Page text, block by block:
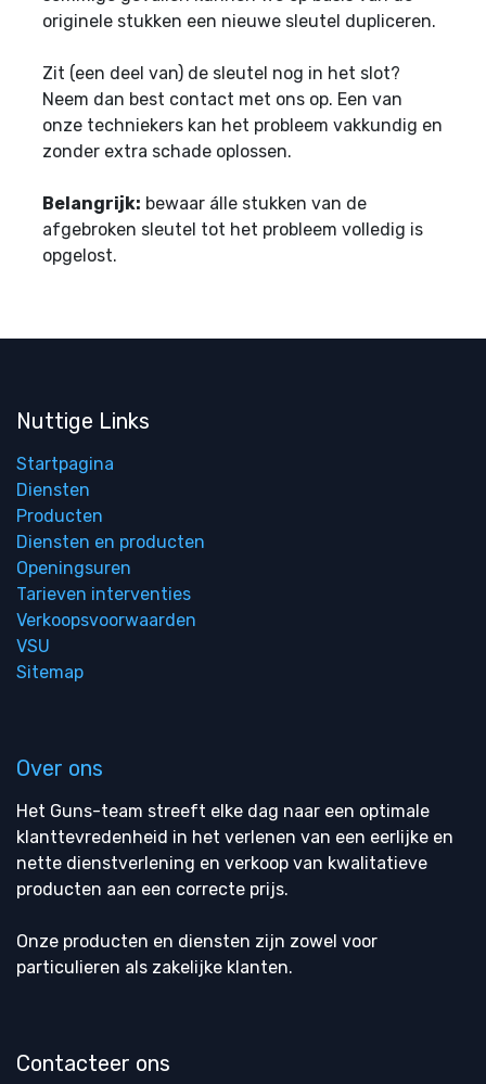
originele stukken een nieuwe sleutel dupliceren.
Zit (een deel van) de sleutel nog in het slot?
Neem dan best contact met ons op. Een van
onze techniekers kan het probleem vakkundig en
zonder extra schade oplossen.
Belangrijk: bewaar álle stukken van de
afgebroken sleutel tot het probleem volledig is
opgelost.
Nuttige Links
Startpagina
Diensten
Producten
Diensten en producten
Openingsuren
Tarieven interventies
Verkoopsvoorwaarden
VSU
Sitemap
Over ons
Het Guns-team streeft elke dag naar een optimale
klanttevredenheid in het verlenen van een eerlijke en
nette dienstverlening en verkoop van kwalitatieve
producten aan een correcte prijs.
Onze producten en diensten zijn zowel voor
particulieren als zakelijke klanten.
Contacteer ons